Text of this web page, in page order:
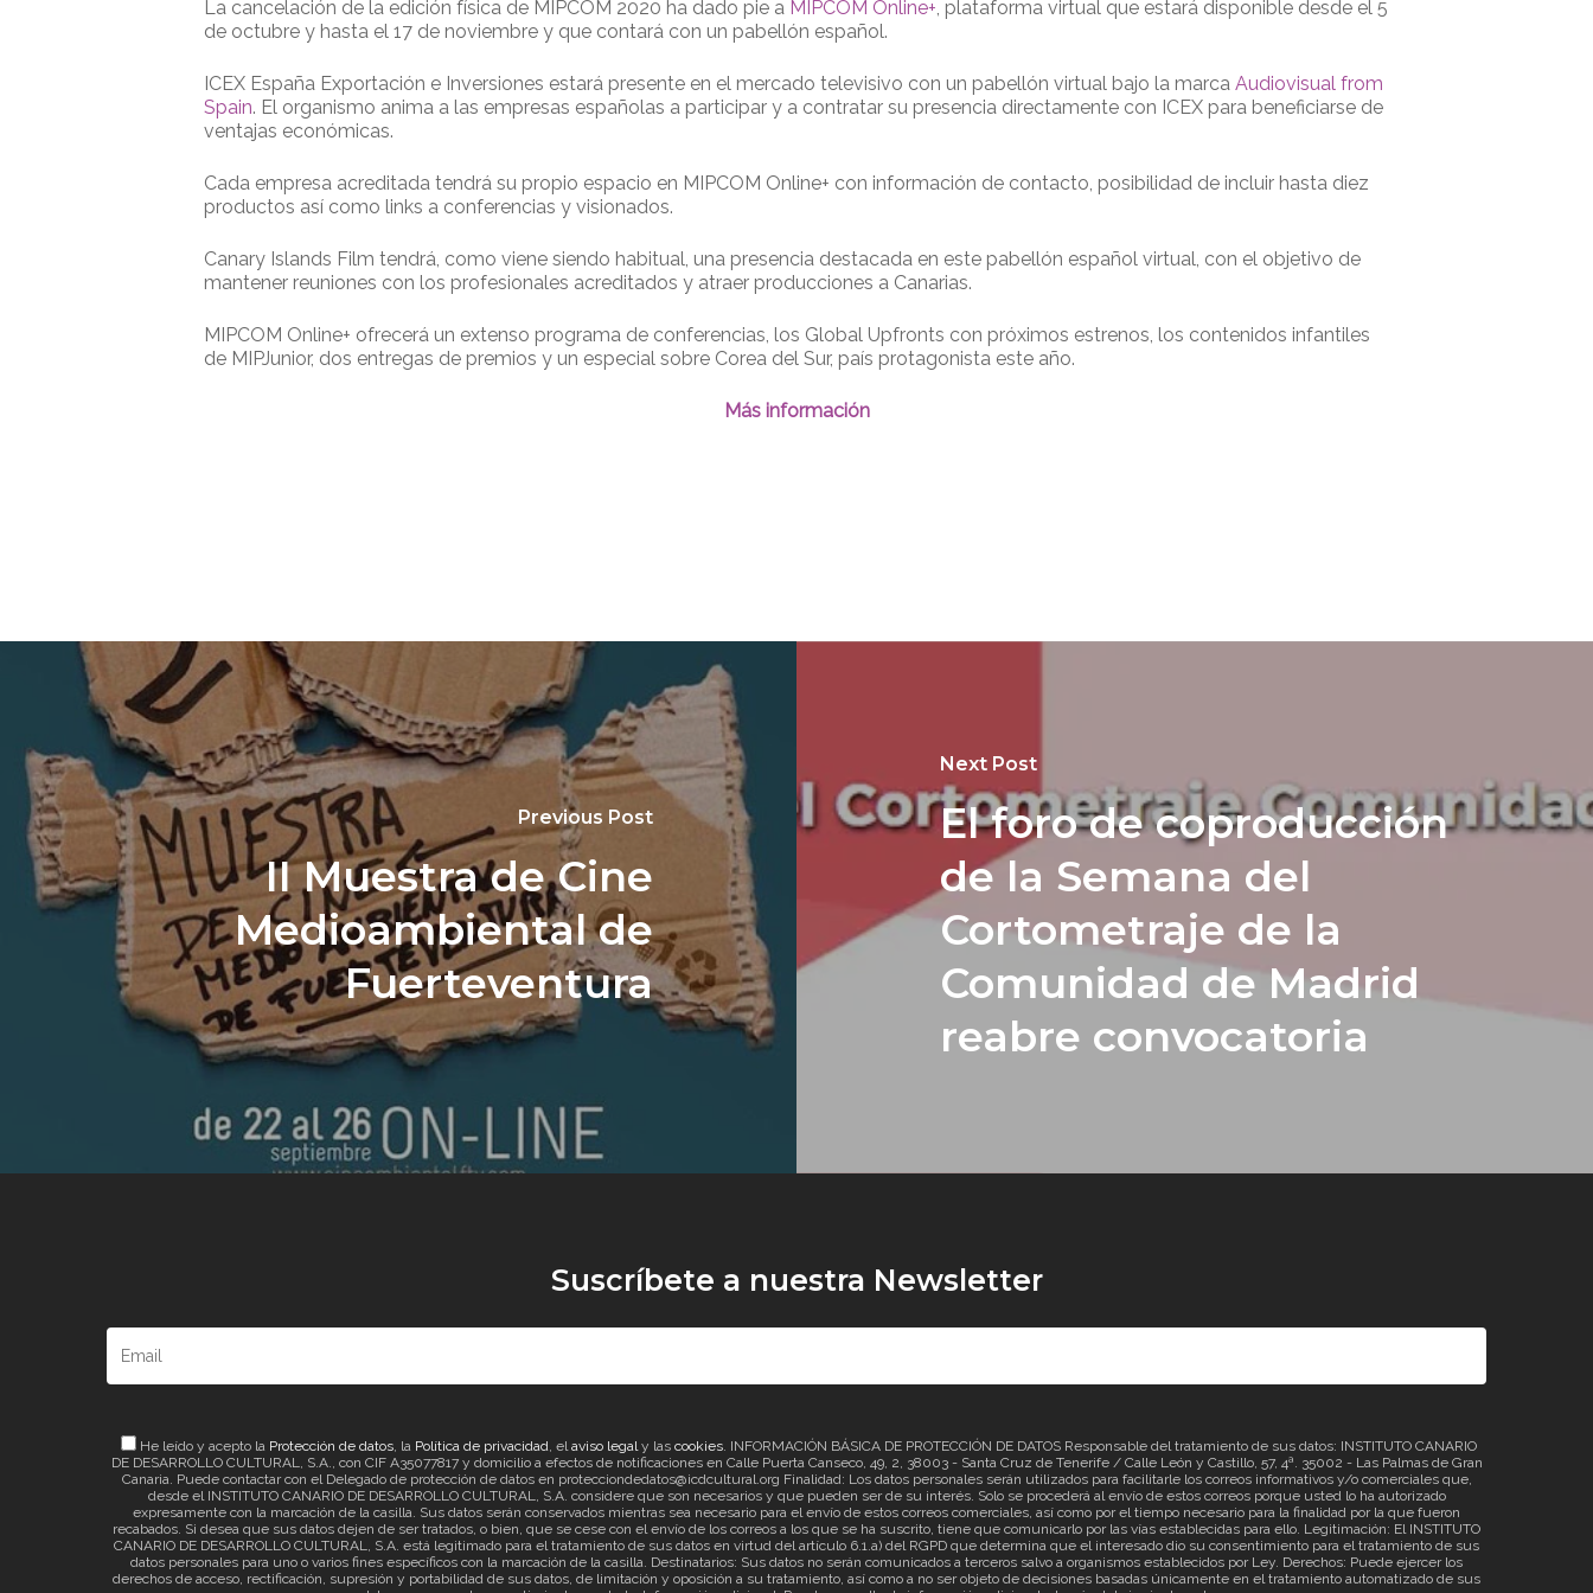
La cancelación de la edición física de MIPCOM 2020 ha dado pie a MIPCOM Online+, plataforma virtual que estará disponible desde el 5
de octubre y hasta el 17 de noviembre y que contará con un pabellón español.
ICEX España Exportación e Inversiones estará presente en el mercado televisivo con un pabellón virtual bajo la marca Audiovisual from
Spain. El organismo anima a las empresas españolas a participar y a contratar su presencia directamente con ICEX para beneficiarse de
ventajas económicas.
Cada empresa acreditada tendrá su propio espacio en MIPCOM Online+ con información de contacto, posibilidad de incluir hasta diez
productos así como links a conferencias y visionados.
Canary Islands Film tendrá, como viene siendo habitual, una presencia destacada en este pabellón español virtual, con el objetivo de
mantener reuniones con los profesionales acreditados y atraer producciones a Canarias.
MIPCOM Online+ ofrecerá un extenso programa de conferencias, los Global Upfronts con próximos estrenos, los contenidos infantiles
de MIPJunior, dos entregas de premios y un especial sobre Corea del Sur, país protagonista este año.
Más información
Previous Post
II Muestra de Cine
Medioambiental de
Fuerteventura
Next Post
El foro de coproducción
de la Semana del
Cortometraje de la
Comunidad de Madrid
reabre convocatoria
Suscríbete a nuestra Newsletter
He leído y acepto la Protección de datos, la Política de privacidad, elaviso legaly las cookies. INFORMACIÓN BÁSICA DE PROTECCIÓN DE DATOS Responsable del tratamiento de sus datos: INSTITUTO CANARIO
DE DESARROLLO CULTURAL, S.A., con CIF A35077817 y domicilio a efectos de notificaciones en Calle Puerta Canseco, 49, 2, 38003 - Santa Cruz de Tenerife / Calle León y Castillo, 57, 4ª. 35002 - Las Palmas de Gran
Canaria. Puede contactar con el Delegado de protección de datos en protecciondedatos@icdcultural.org Finalidad: Los datos personales serán utilizados para facilitarle los correos informativos y/o comerciales que,
desde el INSTITUTO CANARIO DE DESARROLLO CULTURAL, S.A. considere que son necesarios y que pueden ser de su interés. Solo se procederá al envío de estos correos porque usted lo ha autorizado
expresamente con la marcación de la casilla. Sus datos serán conservados mientras sea necesario para el envío de estos correos comerciales, así como por el tiempo necesario para la finalidad por la que fueron
recabados. Si desea que sus datos dejen de ser tratados, o bien, que se cese con el envío de los correos a los que se ha suscrito, tiene que comunicarlo por las vías establecidas para ello. Legitimación: El INSTITUTO
CANARIO DE DESARROLLO CULTURAL, S.A. está legitimado para el tratamiento de sus datos en virtud del artículo 6.1.a) del RGPD que determina que el interesado dio su consentimiento para el tratamiento de sus
datos personales para uno o varios fines específicos con la marcación de la casilla. Destinatarios: Sus datos no serán comunicados a terceros salvo a organismos establecidos por Ley. Derechos: Puede ejercer los
derechos de acceso, rectificación, supresión y portabilidad de sus datos, de limitación y oposición a su tratamiento, así como a no ser objeto de decisiones basadas únicamente en el tratamiento automatizado de sus